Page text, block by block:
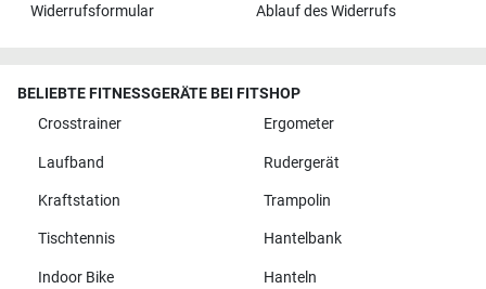
Widerrufsformular Ablauf des Widerrufs
BELIEBTE FITNESSGERÄTE BEI FITSHOP
Crosstrainer
Ergometer
Laufband Rudergerät
Kraftstation Trampolin
Tischtennis Hantelbank
Indoor Bike Hanteln